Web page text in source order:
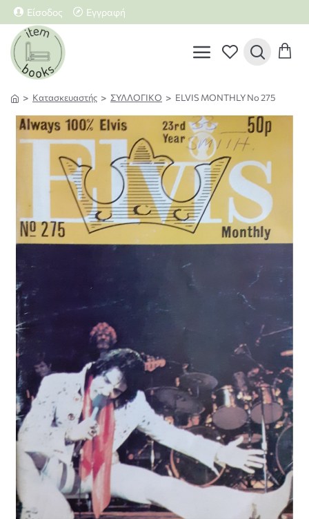
Είσοδος Εγγραφή
Κατασκευαστής ΣΥΛΛΟΓΙΚΟ ELVIS MONTHLY Νο 275